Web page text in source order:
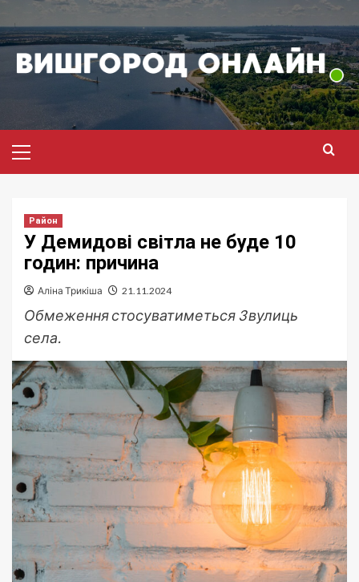
до
вмісту
меню
Район
У Демидові світла не буде 10
годин: причина
Аліна Трикіша 21.11.2024
Обмеження стосуватиметься 3 вулиць
села.